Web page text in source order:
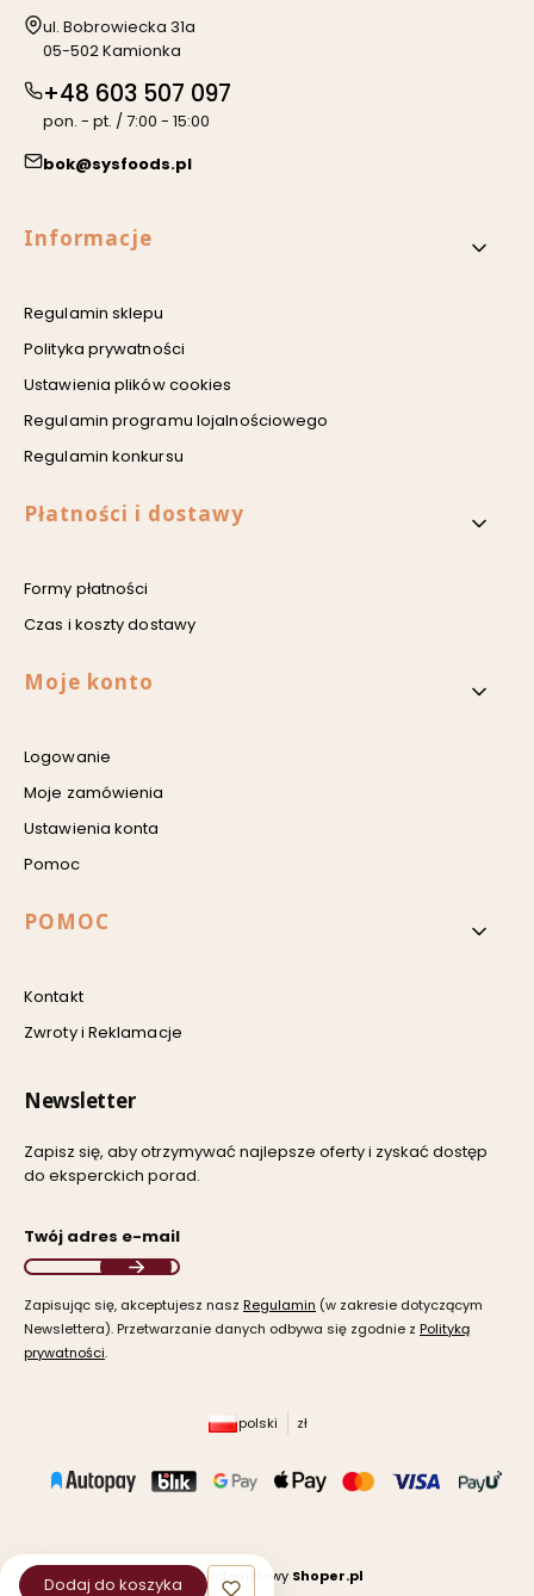
Adres:
ul. Bobrowiecka 31a
05-502 Kamionka
+48 603 507 097
pon. - pt. / 7:00 - 15:00
bok@sysfoods.pl
Linki w stopce
Informacje
Regulamin sklepu
Polityka prywatności
Ustawienia plików cookies
Regulamin programu lojalnościowego
Regulamin konkursu
Płatności i dostawy
Formy płatności
Czas i koszty dostawy
Moje konto
Logowanie
Moje zamówienia
Ustawienia konta
Pomoc
POMOC
Kontakt
Zwroty i Reklamacje
Newsletter
Zapisz się, aby otrzymywać najlepsze oferty i zyskać dostęp
do eksperckich porad.
Twój adres e-mail
Zapisując się, akceptujesz nasz ​ Regulamin ​​​ (w zakresie dotyczącym
Newslettera). Przetwarzanie danych odbywa się zgodnie z ​ Polityką
prywatności​​​.
polski zł
Sklep internetowy Shoper.pl
Dodaj do koszyka